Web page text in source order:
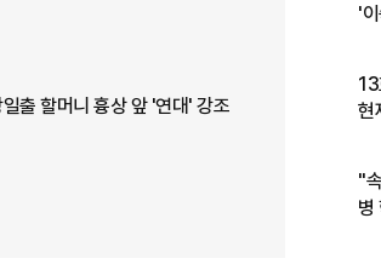
출 할머니 흉상 앞 '연대' 강조
'
현
"
병